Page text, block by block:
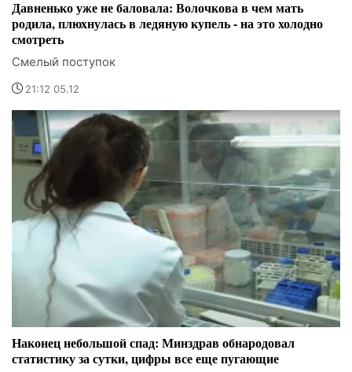
Давненько уже не баловала: Волочкова в чем мать
родила, плюхнулась в ледяную купель - на это холодно
смотреть
Смелый поступок
21:12 05.12
Наконец небольшой спад: Минздрав обнародовал
статистику за сутки, цифры все еще пугающие